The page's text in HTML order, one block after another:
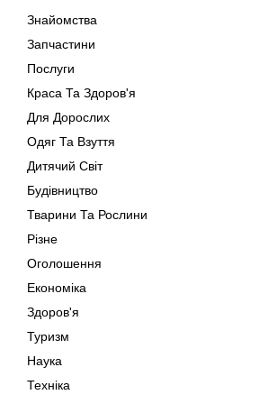
Знайомства
Запчастини
Послуги
Краса Та Здоров'я
Для Дорослих
Одяг Та Взуття
Дитячий Світ
Будівництво
Тварини Та Рослини
Різне
Оголошення
Економіка
Здоров'я
Туризм
Наука
Техніка